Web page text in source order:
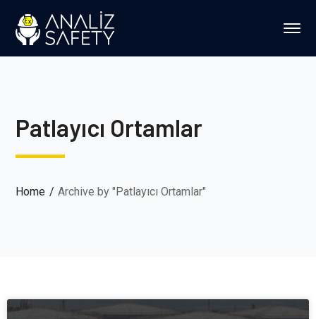
Patlayıcı Ortamlar
Home Archive by "Patlayıcı Ortamlar"